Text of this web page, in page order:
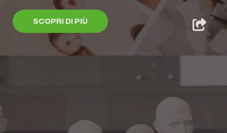
SCOPRI DI PIÙ